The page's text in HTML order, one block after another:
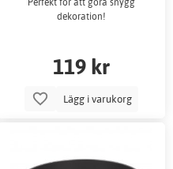
dekoration!
119 kr
Lägg i varukorg